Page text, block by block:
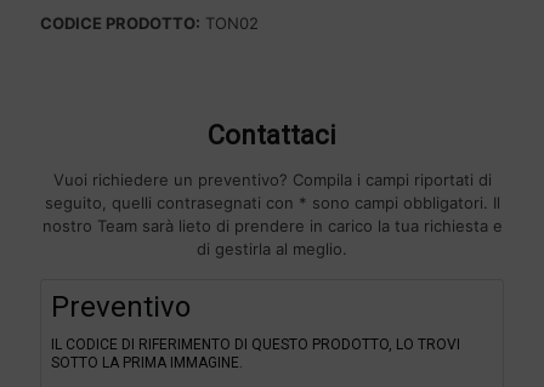
CODICE PRODOTTO: TON02
Contattaci
Vuoi richiedere un preventivo? Compila i campi riportati di
seguito, quelli contrasegnati con * sono campi obbligatori. Il
nostro Team sarà lieto di prendere in carico la tua richiesta e
di gestirla al meglio.
Preventivo
IL CODICE DI RIFERIMENTO DI QUESTO PRODOTTO, LO TROVI
SOTTO LA PRIMA IMMAGINE.